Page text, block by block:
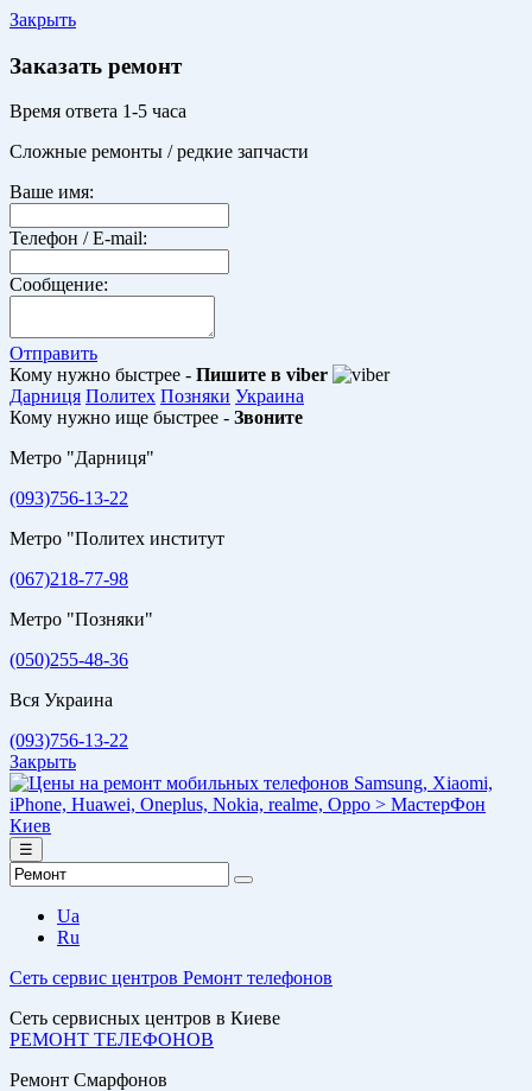
Закрыть
Заказать ремонт
Время ответа 1-5 часа
Сложные ремонты / редкие запчасти
Ваше имя:
Телефон / E-mail:
Сообщение:
Отправить
Кому нужно быстрее - Пишите в viber
Дарниця Политех Позняки Украина
Кому нужно ище быстрее - Звоните
Метро "Дарниця"
(093)756-13-22
Метро "Политех институт
(067)218-77-98
Метро "Позняки"
(050)255-48-36
Вся Украина
(093)756-13-22
Закрыть
☰
Ua
Ru
Сеть сервис центров Ремонт телефонов
Сеть сервисных центров в Киеве
РЕМОНТ ТЕЛЕФОНОВ
Ремонт Смарфонов